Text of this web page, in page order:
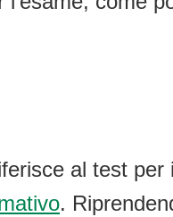
al test
.